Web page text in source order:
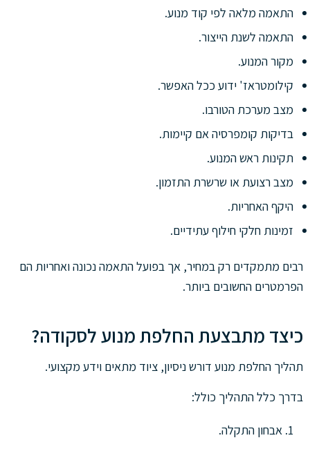
התאמה מלאה לפי קוד מנוע.
התאמה לשנת הייצור.
מקור המנוע.
קילומטראז' ידוע ככל האפשר.
מצב מערכת הטורבו.
בדיקות קומפרסיה אם קיימות.
תקינות ראש המנוע.
מצב רצועת או שרשרת התזמון.
היקף האחריות.
זמינות חלקי חילוף עתידיים.
רבים מתמקדים רק במחיר, אך בפועל התאמה נכונה ואחריות הם
הפרמטרים החשובים ביותר.
כיצד מתבצעת החלפת מנוע לסקודה?
תהליך החלפת מנוע דורש ניסיון, ציוד מתאים וידע מקצועי.
בדרך כלל התהליך כולל:
אבחון התקלה.